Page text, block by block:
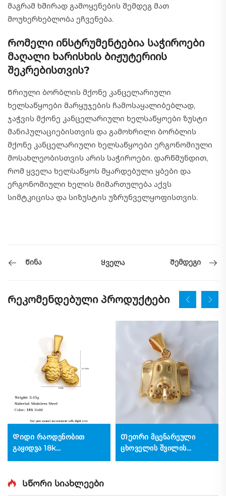
მაგრამ ხშირად გამოყენების შემდეგ მათ
მოუხერხებლობა ეჩვენება.
Რომელი ინსტრუმენტებია საჭიროები
მაღალი ხარისხის ბიჟუტერიის
შეკრებისთვის?
Წრიული ბორბლის მქონე კანცელარიული
ხელსაწყოები მარყუჯების ჩამოსაყალიბებლად,
ჯაჭვის მქონე კანცელარიული ხელსაწყოები ზუსტი
მანიპულაციებისთვის და გამოხრილი ბორბლის
მქონე კანცელარიული ხელსაწყოები ერგონომიული
მოსახლეობისთვის არის საჭიროები. დარწმუნდით,
რომ ყველა ხელსაწყოს მყარდებული ყბები და
ერგონომიული ხელის მიმართულება აქვს
სიმტკიცისა და სიზუსტის უზრუნველყოფისთვის.
Წინა Ყველა Შემდეგი
Რეკომენდებული პროდუქტები
Დიდი რაოდენობით
გაყიდვა 18k
გალვანიზებული ოქროს
ბრელოკი, ტკბილი
Თეთრი მცენარეული
ცხოველის შვილის
ჯვარსახური, მისაღები
Სწორი სიახლეები